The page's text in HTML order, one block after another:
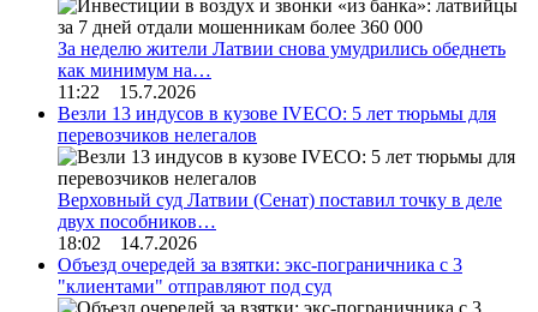
За неделю жители Латвии снова умудрились обеднеть
как минимум на…
11:22 15.7.2026
Везли 13 индусов в кузове IVECO: 5 лет тюрьмы для
перевозчиков нелегалов
Верховный суд Латвии (Сенат) поставил точку в деле
двух пособников…
18:02 14.7.2026
Объезд очередей за взятки: экс-пограничника с 3
"клиентами" отправляют под суд